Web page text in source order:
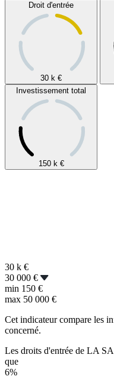
Droit d'entrée
30 k €
Investissement total
150 k €
30 k €
30 000 €
min 150 €
max 50 000 €
Cet indicateur compare les
concerné.
Les droits d'entrée de LA
que
6%